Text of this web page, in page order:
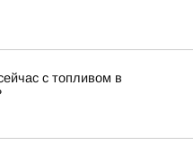
с топливом в